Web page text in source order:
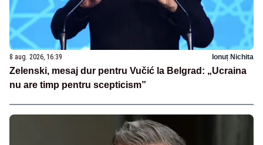
8 aug. 2026, 16:39 Ionuț Nichita
Zelenski, mesaj dur pentru Vučić la Belgrad: „Ucraina
nu are timp pentru scepticism”